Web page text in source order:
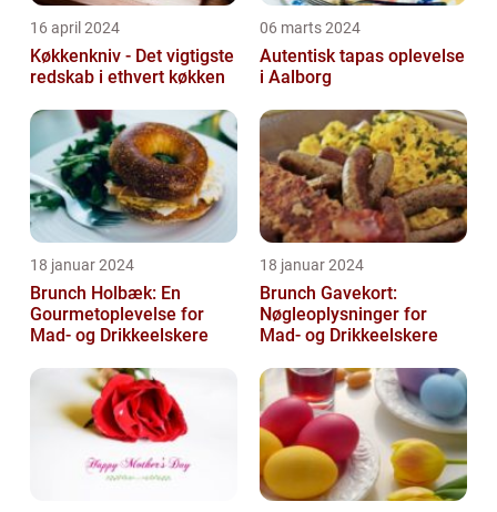
16 april 2024
Køkkenkniv - Det vigtigste
redskab i ethvert køkken
06 marts 2024
Autentisk tapas oplevelse
i Aalborg
18 januar 2024
Brunch Holbæk: En
Gourmetoplevelse for
Mad- og Drikkeelskere
18 januar 2024
Brunch Gavekort:
Nøgleoplysninger for
Mad- og Drikkeelskere